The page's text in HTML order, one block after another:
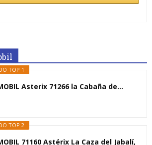
TOP 1
Asterix 71266 la Cabaña de...
TOP 2
71160 Astérix La Caza del Jabalí,